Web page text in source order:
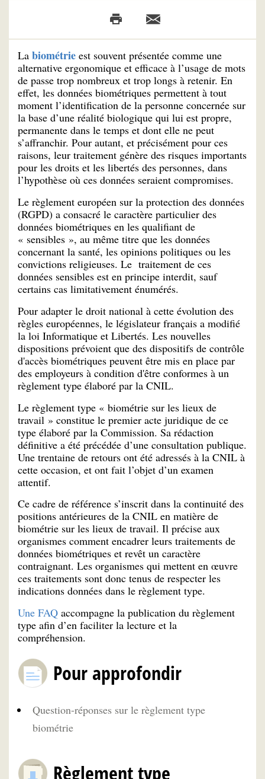
La biométrie est souvent présentée comme une
alternative ergonomique et efficace à l’usage de mots
de passe trop nombreux et trop longs à retenir. En
effet, les données biométriques permettent à tout
moment l’identification de la personne concernée sur
la base d’une réalité biologique qui lui est propre,
permanente dans le temps et dont elle ne peut
s’affranchir. Pour autant, et précisément pour ces
raisons, leur traitement génère des risques importants
pour les droits et les libertés des personnes, dans
l’hypothèse où ces données seraient compromises.
Le règlement européen sur la protection des données
(RGPD) a consacré le caractère particulier des
données biométriques en les qualifiant de
« sensibles », au même titre que les données
concernant la santé, les opinions politiques ou les
convictions religieuses. Le traitement de ces
données sensibles est en principe interdit, sauf
certains cas limitativement énumérés.
Pour adapter le droit national à cette évolution des
règles européennes, le législateur français a modifié
la loi Informatique et Libertés. Les nouvelles
dispositions prévoient que des dispositifs de contrôle
d'accès biométriques peuvent être mis en place par
des employeurs à condition d'être conformes à un
règlement type élaboré par la CNIL.
Le règlement type « biométrie sur les lieux de
travail » constitue le premier acte juridique de ce
type élaboré par la Commission. Sa rédaction
définitive a été précédée d’une consultation publique.
Une trentaine de retours ont été adressés à la CNIL à
cette occasion, et ont fait l’objet d’un examen
attentif.
Ce cadre de référence s’inscrit dans la continuité des
positions antérieures de la CNIL en matière de
biométrie sur les lieux de travail. Il précise aux
organismes comment encadrer leurs traitements de
données biométriques et revêt un caractère
contraignant. Les organismes qui mettent en œuvre
ces traitements sont donc tenus de respecter les
indications données dans le règlement type.
Une FAQ accompagne la publication du règlement
type afin d’en faciliter la lecture et la
compréhension.
Pour approfondir
Question-réponses sur le règlement type
biométrie
Règlement type